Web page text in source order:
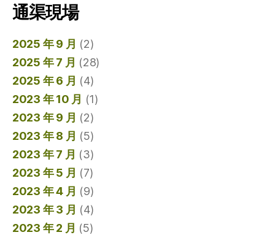
通渠現場
2025 年 9 月 (2)
2025 年 7 月 (28)
2025 年 6 月 (4)
2023 年 10 月 (1)
2023 年 9 月 (2)
2023 年 8 月 (5)
2023 年 7 月 (3)
2023 年 5 月 (7)
2023 年 4 月 (9)
2023 年 3 月 (4)
2023 年 2 月 (5)